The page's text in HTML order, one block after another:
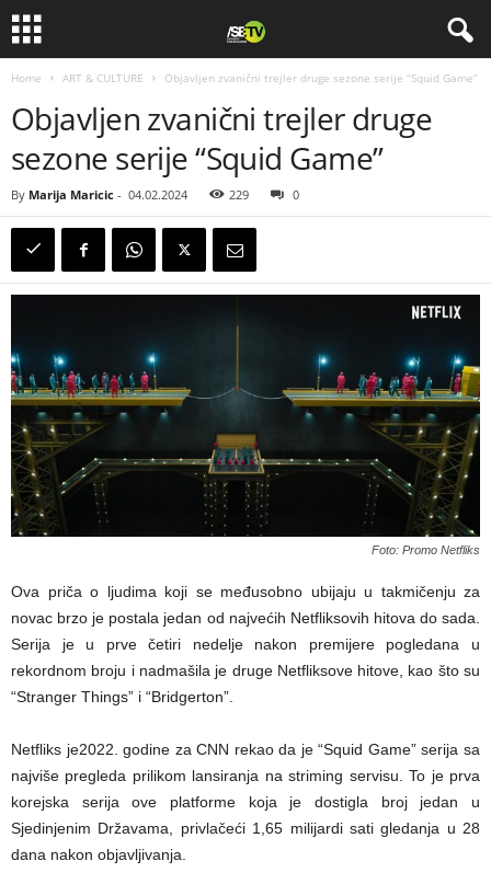
Home ART & CULTURE Objavljen zvanični trejler druge sezone serije “Squid Game”
Objavljen zvanični trejler druge
sezone serije “Squid Game”
By Marija Maricic - 04.02.2024 229 0
Foto: Promo Netfliks
Ova priča o ljudima koji se međusobno ubijaju u takmičenju za
novac brzo je postala jedan od najvećih Netfliksovih hitova do sada.
Serija je u prve četiri nedelje nakon premijere pogledana u
rekordnom broju i nadmašila je druge Netfliksove hitove, kao što su
“Stranger Things” i “Bridgerton”.
Netfliks je2022. godine za CNN rekao da je “Squid Game” serija sa
najviše pregleda prilikom lansiranja na striming servisu. To je prva
korejska serija ove platforme koja je dostigla broj jedan u
Sjedinjenim Državama, privlačeći 1,65 milijardi sati gledanja u 28
dana nakon objavljivanja.